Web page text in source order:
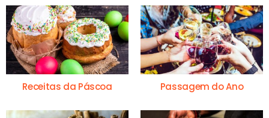
Receitas da Páscoa Passagem do Ano